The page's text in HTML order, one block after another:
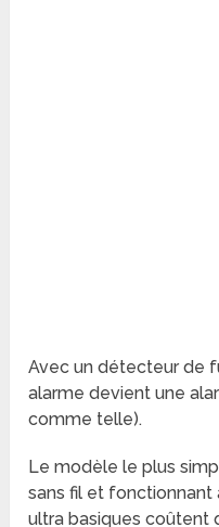
Avec un détecteur de
alarme devient une
comme telle).
Le modèle le plus
sans fil et
ultra basiques coûtent